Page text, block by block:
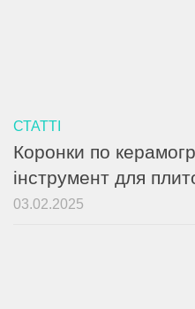
СТАТТІ
Коронки по
інструмент для
03.02.2025